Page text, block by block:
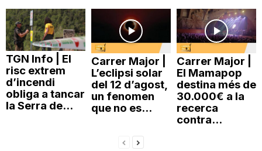
TGN Info | El
risc extrem
d’incendi
obliga a tancar
la Serra de...
Carrer Major |
L’eclipsi solar
del 12 d’agost,
un fenomen
que no es...
Carrer Major |
El Mamapop
destina més de
30.000€ a la
recerca
contra...